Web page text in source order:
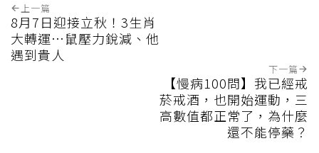
上一篇
8月7日迎接立秋！3生肖
大轉運…鼠壓力銳減、他
遇到貴人
下一篇
【慢病100問】我已經戒
菸戒酒，也開始運動，三
高數值都正常了，為什麼
還不能停藥？